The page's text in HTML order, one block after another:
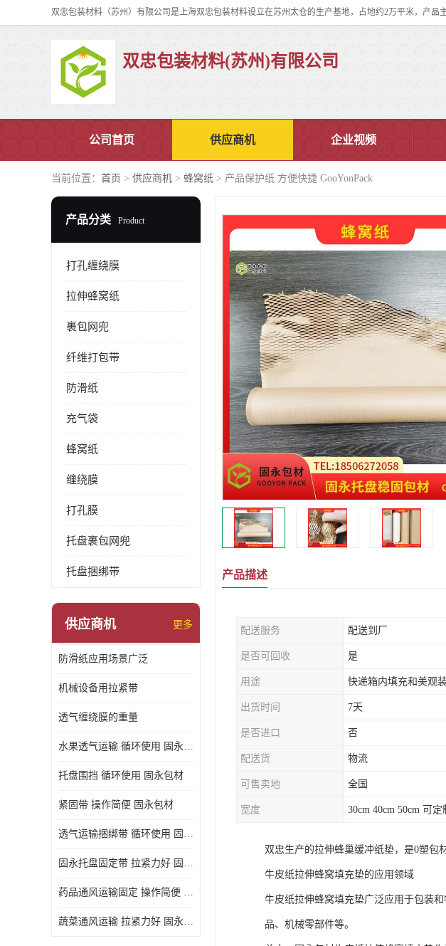
双忠包装材料(苏州)有限公司
公司首页 供应商机 企业视频
当前位置： 首页 > 供应商机 > 蜂窝纸 > 产品保护纸 方便快捷 GooYonPack
产品分类 Product
打孔缠绕膜
拉伸蜂窝纸
裹包网兜
纤维打包带
防滑纸
充气袋
蜂窝纸
缠绕膜
打孔膜
托盘裹包网兜
托盘捆绑带
供应商机 更多
防滑纸应用场景广泛
机械设备用拉紧带
透气缠绕膜的重量
水果透气运输 循环使用 固永包材
托盘围挡 循环使用 固永包材
紧固带 操作简便 固永包材
透气运输捆绑带 循环使用 固永包材
固永托盘固定带 拉紧力好 固永包材
药品通风运输固定 操作简便 固永包材
蔬菜通风运输 拉紧力好 固永包材
产品描述
配送服务 配送到厂
是否可回收 是
用途 快递箱内填充和美观
出货时间 7天
是否进口 否
配送货 物流
可售卖地 全国
宽度 30cm 40cm 50cm 可定
双忠生产的拉伸蜂巢缓冲纸垫，是0塑包
牛皮纸拉伸蜂窝填充垫的应用领域
牛皮纸拉伸蜂窝填充垫广泛应用于包装
品、机械零部件等。